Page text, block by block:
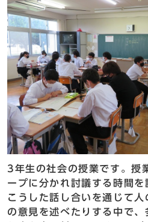
3年生の社会の授業です。授
ープに分かれ討議する時間を
こうした話し合いを通じて
の意見を述べたりする中で